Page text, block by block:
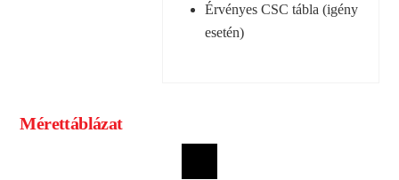
Érvényes CSC tábla (igény
esetén)
Mérettáblázat